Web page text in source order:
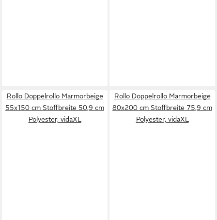
Rollo Doppelrollo Marmorbeige
55x150 cm Stoffbreite 50,9 cm
Polyester, vidaXL
Rollo Doppelrollo Marmorbeige
80x200 cm Stoffbreite 75,9 cm
Polyester, vidaXL